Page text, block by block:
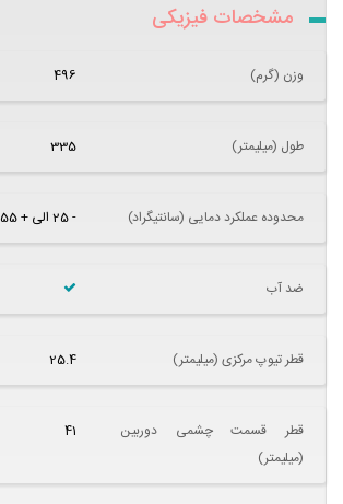
مشخصات فیزیکی
وزن (گرم) 496
طول (میلیمتر) 335
محدوده عملکرد دمایی (سانتیگراد) - 25 الی + 55
ضد آب
قطر تیوپ مرکزی (میلیمتر) 25.4
قطر قسمت چشمی دوربین
(میلیمتر)
41